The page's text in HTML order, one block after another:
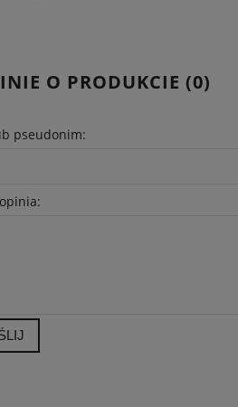
O PRODUKCIE (0)
pseudonim: